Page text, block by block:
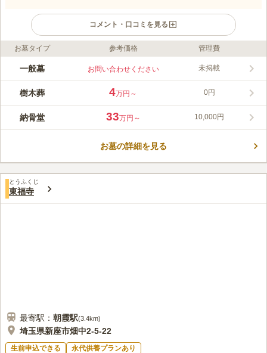
コメント・口コミを見る
ライフドット編集部のコメント
今から600年以上に開山された、真言宗智山派の寺院が連光寺で
風景が継承しているような雰囲気です。 1392年（明徳３年）に
法印重元和尚によって創建された蓮光寺が管理している霊園で
住民に長く愛されている寺です。 園内には多種多様な花や木が
植えられています。四季折々の花や木が楽しみながらお参りする
ことができる環境です。 園内には法要施設と会食施設がありま
お墓タイプ 参考価格 管理費
一般墓 お問い合わせください 未掲載
樹木葬 4万円～ 0円
納骨堂 33万円～ 10,000円
お墓の詳細を見る
とうふくじ
東福寺
最寄駅： 朝霞駅(3.4km)
埼玉県新座市畑中2-5-22
生前申込できる 永代供養プランあり